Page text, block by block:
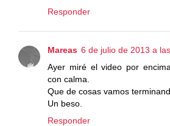
Responder
Mareas 6 de julio de 2013 a
Ayer miré el video por
con calma.
Que de cosas vamos
Un beso.
Responder